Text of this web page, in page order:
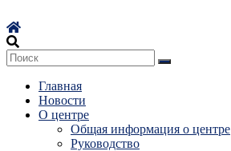
к
содержимому
Главная
Новости
О центре
Общая информация о центре
Руководство